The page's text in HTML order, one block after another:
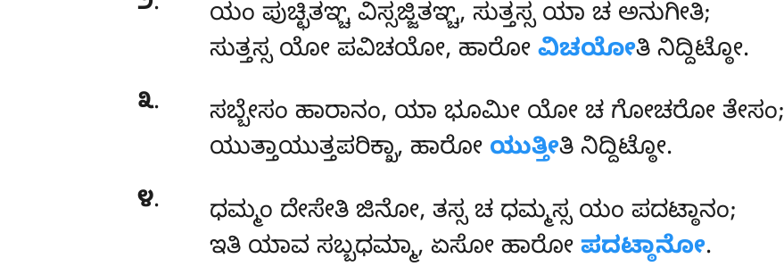
ಯಂ ಪುಚ್ಛಿತಞ್ಚ ವಿಸ್ಸಜ್ಜಿತಞ್ಚ, ಸುತ್ತಸ್ಸ ಯಾ ಚ ಅನುಗೀತಿ;
ಸುತ್ತಸ್ಸ ಯೋ ಪವಿಚಯೋ, ಹಾರೋ ವಿಚಯೋತಿ ನಿದ್ದಿಟ್ಠೋ.
೩.
ಸಬ್ಬೇಸಂ ಹಾರಾನಂ, ಯಾ ಭೂಮೀ ಯೋ ಚ ಗೋಚರೋ ತೇಸಂ;
ಯುತ್ತಾಯುತ್ತಪರಿಕ್ಖಾ, ಹಾರೋ ಯುತ್ತೀತಿ ನಿದ್ದಿಟ್ಠೋ.
೪.
ಧಮ್ಮಂ ದೇಸೇತಿ ಜಿನೋ, ತಸ್ಸ ಚ ಧಮ್ಮಸ್ಸ ಯಂ ಪದಟ್ಠಾನಂ;
ಇತಿ ಯಾವ ಸಬ್ಬಧಮ್ಮಾ, ಏಸೋ ಹಾರೋ ಪದಟ್ಠಾನೋ.